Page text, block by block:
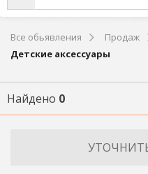
Все обьявления Продаж
Детские аксессуары
Найдено 0